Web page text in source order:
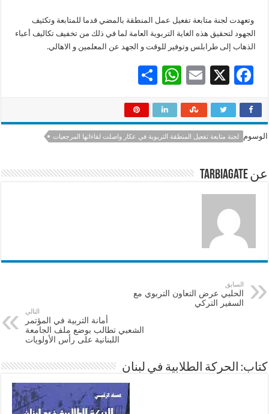
وتعهدت لجنة متابعة تفعيل عمل المنطقة بالمضي قدما للمتابعة وتكثيف
الجهود لتحقيق هذه الغاية التربوية العامة لما في ذلك من تخفيف تكاليف أعباء
الذهاب إلى طرابلس وتوفير للوقت و الجهد عن المعلمين و الاهالي.
F
e
b
o
k
X
E
ai
l
W
at
sA
p
ar
e
الوسوم لجنة متابعة تفعيل المنطقة التربوية في عكار واصلت لقاءاتها المرجعيات
عن tarbiagate
السابق
الحلبي عرض التعاون التربوي مع
السفير التركي
التالي
أمانة التربية في المؤتمر
الشعبي تطالب بوضع ملف الجامعة
اللبنانية على رأس الأولويات
كتاب: الحركة الطلابية في لبنان